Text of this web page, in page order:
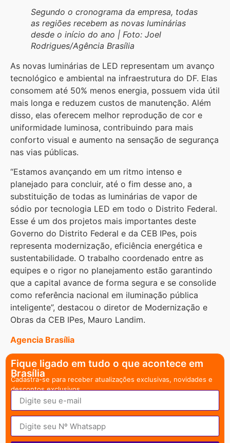
Segundo o cronograma da empresa, todas
as regiões recebem as novas luminárias
desde o início do ano | Foto: Joel
Rodrigues/Agência Brasília
As novas luminárias de LED representam um avanço
tecnológico e ambiental na infraestrutura do DF. Elas
consomem até 50% menos energia, possuem vida útil
mais longa e reduzem custos de manutenção. Além
disso, elas oferecem melhor reprodução de cor e
uniformidade luminosa, contribuindo para mais
conforto visual e aumento na sensação de segurança
nas vias públicas.
“Estamos avançando em um ritmo intenso e
planejado para concluir, até o fim desse ano, a
substituição de todas as luminárias de vapor de
sódio por tecnologia LED em todo o Distrito Federal.
Esse é um dos projetos mais importantes deste
Governo do Distrito Federal e da CEB IPes, pois
representa modernização, eficiência energética e
sustentabilidade. O trabalho coordenado entre as
equipes e o rigor no planejamento estão garantindo
que a capital avance de forma segura e se consolide
como referência nacional em iluminação pública
inteligente”, destacou o diretor de Modernização e
Obras da CEB IPes, Mauro Landim.
Agencia Brasília
Fique ligado em tudo o que acontece em
Brasília
Cadastra-se para receber atualizações exclusivas, novidades e
descontos exclusivos.